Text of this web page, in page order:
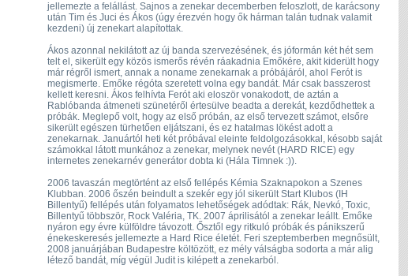
jellemezte a felállást. Sajnos a zenekar decemberben feloszlott, de karácsony
után Tim és Juci és Ákos (úgy érezvén hogy ők hárman talán tudnak valamit
kezdeni) új zenekart alapítottak.
Ákos azonnal nekilátott az új banda szervezésének, és jóformán két hét sem
telt el, sikerült egy közös ismerős révén ráakadnia Emőkére, akit kiderült hogy
már régről ismert, annak a noname zenekarnak a próbájáról, ahol Ferót is
megismerte. Emőke régóta szeretett volna egy bandát. Már csak basszerost
kellett keresni. Ákos felhívta Ferót aki eloször vonakodott, de aztán a
Rablóbanda átmeneti szünetéről értesülve beadta a derekát, kezdődhettek a
próbák. Meglepő volt, hogy az első próbán, az első tervezett számot, elsőre
sikerült egészen türhetően eljátszani, és ez hatalmas lökést adott a
zenekarnak. Januártól heti két próbával eleinte feldolgozásokkal, késobb saját
számokkal látott munkához a zenekar, melynek nevét (HARD RICE) egy
internetes zenekarnév generátor dobta ki (Hála Timnek :)).
2006 tavaszán megtörtént az első fellépés Kémia Szaknapokon a Szenes
Klubban. 2006 őszén beindult a szekér egy jól sikerült Start Klubos (IH
Billentyű) fellépés után folyamatos lehetőségek adódtak: Rák, Nevkó, Toxic,
Billentyű többször, Rock Valéria, TK. 2007 áprilisától a zenekar leállt. Emőke
nyáron egy évre külföldre távozott. Ősztől egy ritkuló próbák és pánikszerű
énekeskeresés jellemezte a Hard Rice életét. Feri szeptemberben megnősült,
2008 januárjában Budapestre költözött, ez mély válságba sodorta a már alig
létező bandát, míg végül Judit is kilépett a zenekarból.